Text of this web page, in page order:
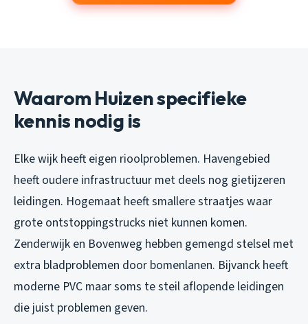
Waarom Huizen specifieke
kennis nodig is
Elke wijk heeft eigen rioolproblemen. Havengebied
heeft oudere infrastructuur met deels nog gietijzeren
leidingen. Hogemaat heeft smallere straatjes waar
grote ontstoppingstrucks niet kunnen komen.
Zenderwijk en Bovenweg hebben gemengd stelsel met
extra bladproblemen door bomenlanen. Bijvanck heeft
moderne PVC maar soms te steil aflopende leidingen
die juist problemen geven.